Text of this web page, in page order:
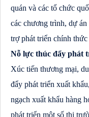
quán và các tổ chức
các chương trình, dự
trợ phát triển chính
Nỗ lực thúc đẩy phát
Xúc tiến thương mại,
đẩy phát triển xuất
ngạch xuất khẩu hàng
phát triển một số thị